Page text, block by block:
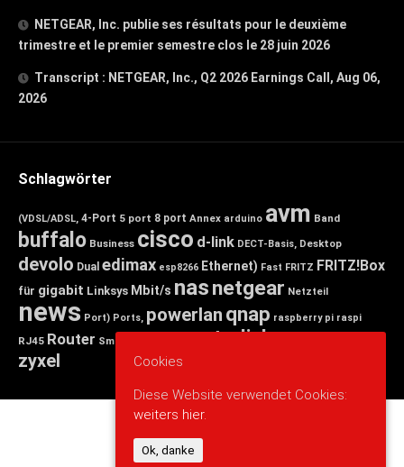
NETGEAR, Inc. publie ses résultats pour le deuxième
trimestre et le premier semestre clos le 28 juin 2026
Transcript : NETGEAR, Inc., Q2 2026 Earnings Call, Aug 06,
2026
Schlagwörter
(VDSL/ADSL, 4-Port 5 port 8 port Annex arduino avm Band
buffalo Business cisco d-link DECT-Basis, Desktop
devolo Dual edimax esp8266 Ethernet) Fast FRITZ FRITZ!Box
für gigabit Linksys Mbit/s nasnetgear Netzteil
news Port) Ports, powerlan qnap raspberry pi raspi
RJ45 Router Small tp-link
zyxel Cookies
Diese Website verwendet Cookies:
weiters hier.
Ok, danke